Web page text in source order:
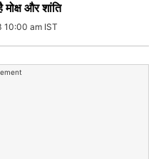
मोक्ष और शांति
am IST